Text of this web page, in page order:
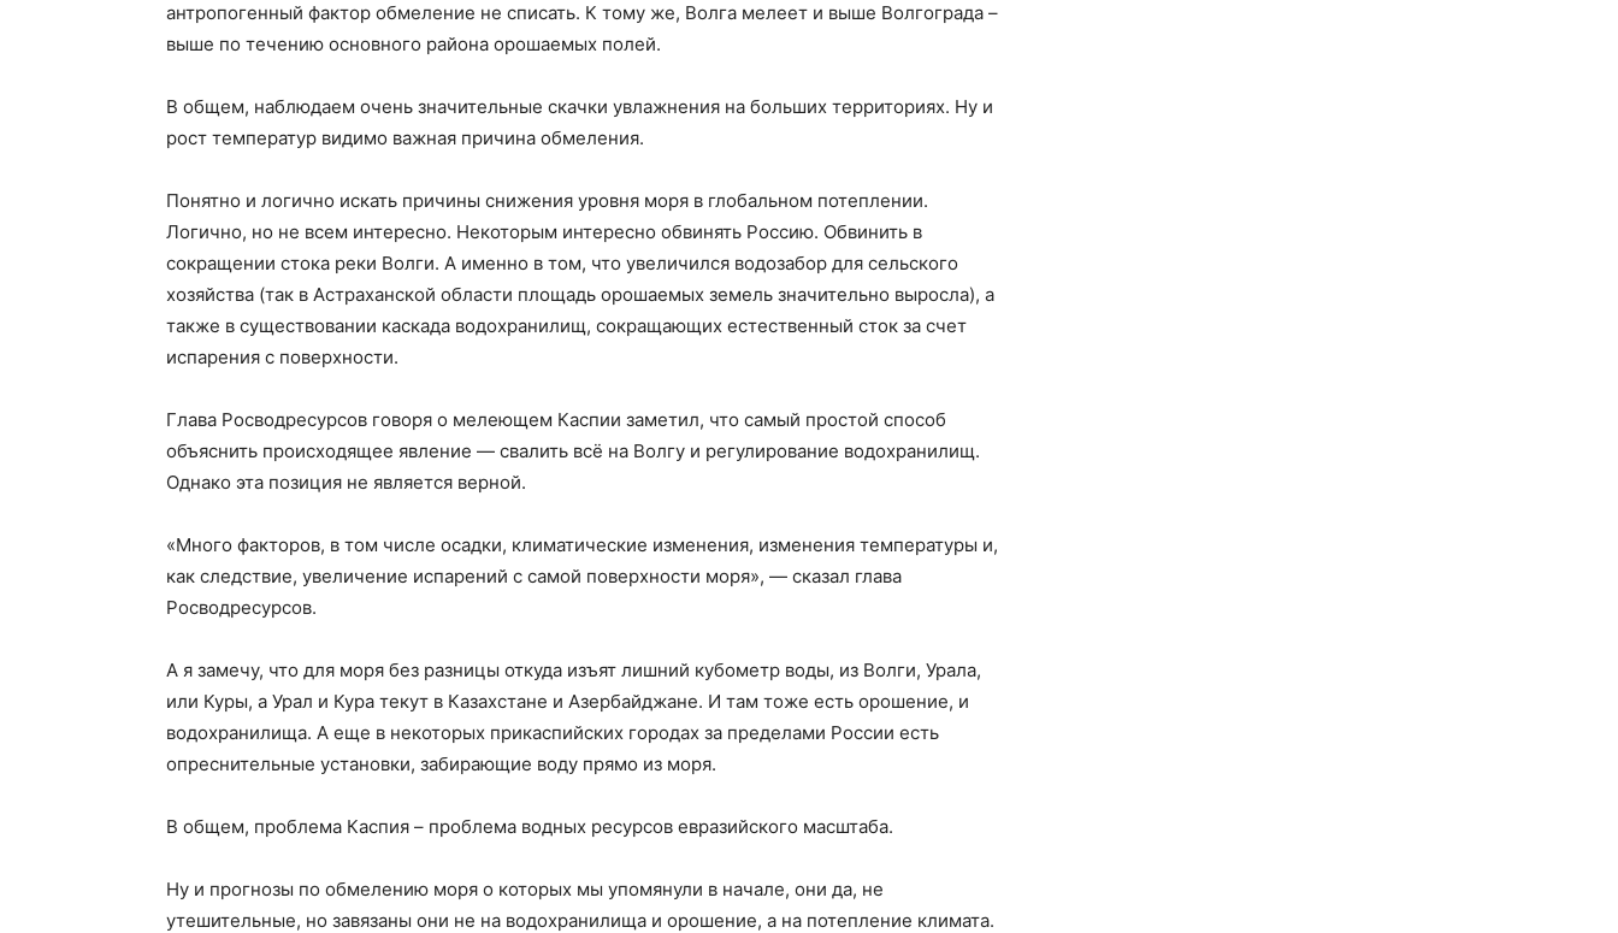
антропогенный фактор обмеление не списать. К тому же, Волга мелеет и выше Волгограда –
выше по течению основного района орошаемых полей.
В общем, наблюдаем очень значительные скачки увлажнения на больших территориях. Ну и
рост температур видимо важная причина обмеления.
Понятно и логично искать причины снижения уровня моря в глобальном потеплении.
Логично, но не всем интересно. Некоторым интересно обвинять Россию. Обвинить в
сокращении стока реки Волги. А именно в том, что увеличился водозабор для сельского
хозяйства (так в Астраханской области площадь орошаемых земель значительно выросла), а
также в существовании каскада водохранилищ, сокращающих естественный сток за счет
испарения с поверхности.
Глава Росводресурсов говоря о мелеющем Каспии заметил, что самый простой способ
объяснить происходящее явление — свалить всё на Волгу и регулирование водохранилищ.
Однако эта позиция не является верной.
«Много факторов, в том числе осадки, климатические изменения, изменения температуры и,
как следствие, увеличение испарений с самой поверхности моря», — сказал глава
Росводресурсов.
А я замечу, что для моря без разницы откуда изъят лишний кубометр воды, из Волги, Урала,
или Куры, а Урал и Кура текут в Казахстане и Азербайджане. И там тоже есть орошение, и
водохранилища. А еще в некоторых прикаспийских городах за пределами России есть
опреснительные установки, забирающие воду прямо из моря.
В общем, проблема Каспия – проблема водных ресурсов евразийского масштаба.
Ну и прогнозы по обмелению моря о которых мы упомянули в начале, они да, не
утешительные, но завязаны они не на водохранилища и орошение, а на потепление климата.